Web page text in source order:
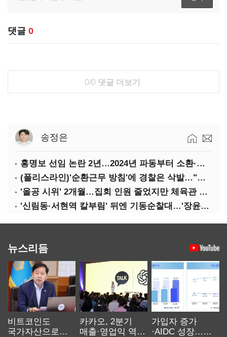
댓글 0
0/0 댓글 더보기
송정은
홍명보 선임 논란 2년…2024년 파동부터 소환·압색까지
(폴리스라인)'순환근무 방침'에 경찰은 삭발…"베테랑·수사력 보강 먼저"
'올공 시위' 2개월…집회 인원 줄었지만 체육관 봉쇄 계속
'신림동·서현역 칼부림' 뒤엔 기동순찰대…'장윤기 은폐·조작' 후엔 내부비리수사대
뉴스리듬
비트코인도
국가자산으로…'
카카오, 2분기
매출·영업익 역대
가입자 증가
·AIDC 성장…